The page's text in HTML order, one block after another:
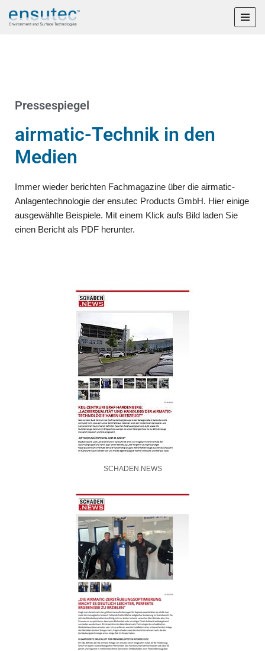
Pressespiegel
airmatic-Technik in den
Medien
Immer wieder berichten Fachmagazine über die airmatic-
Anlagentechnologie der ensutec Products GmbH. Hier einige
ausgewählte Beispiele. Mit einem Klick aufs Bild laden Sie
einen Bericht als PDF herunter.
SCHADEN.NEWS